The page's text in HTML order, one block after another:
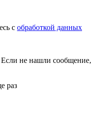
с обработкой данных
не нашли сообщение,
раз